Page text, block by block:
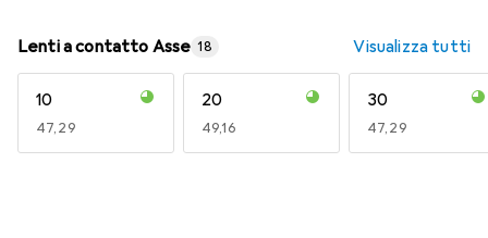
Lenti a contatto Asse 18 Visualizza tutti
10
EUR
47,29
20
EUR
49,16
30
EUR
47,29